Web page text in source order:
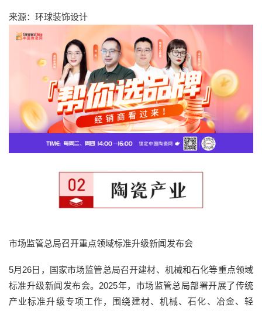
来源：环球装饰设计
市场监管总局召开重点领域标准升级新闻发布会
5月26日，国家市场监管总局召开建材、机械和石化等重点领域
标准升级新闻发布会。2025年，市场监管总局部署开展了传统
产业标准升级专项工作，围绕建材、机械、石化、冶金、轻